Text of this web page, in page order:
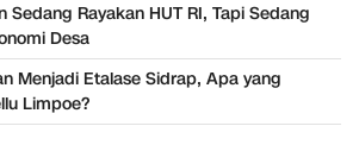
Sedang Rayakan HUT RI, Tapi Sedang
Desa
Menjadi Etalase Sidrap, Apa yang
Limpoe?